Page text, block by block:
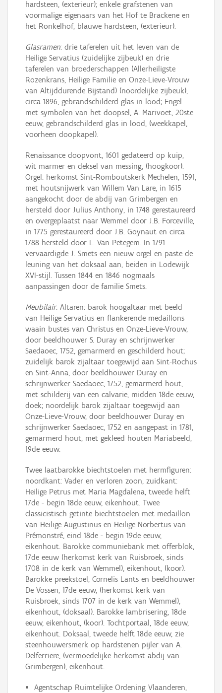
hardsteen, (exterieur); enkele grafstenen van
voormalige eigenaars van het Hof te Brackene en
het Ronkelhof, blauwe hardsteen, (exterieur).
Glasramen: drie taferelen uit het leven van de
Heilige Servatius (zuidelijke zijbeuk) en drie
taferelen van broederschappen (Allerheiligste
Rozenkrans, Heilige Familie en Onze-Lieve-Vrouw
van Altijddurende Bijstand) (noordelijke zijbeuk),
circa 1896, gebrandschilderd glas in lood; Engel
met symbolen van het doopsel, A. Marivoet, 20ste
eeuw, gebrandschilderd glas in lood, (weekkapel,
voorheen doopkapel).
Renaissance doopvont, 1601 gedateerd op kuip,
wit marmer en deksel van messing, (hoogkoor).
Orgel: herkomst Sint-Romboutskerk Mechelen, 1591,
met houtsnijwerk van Willem Van Lare, in 1615
aangekocht door de abdij van Grimbergen en
hersteld door Julius Anthony, in 1748 gerestaureerd
en overgeplaatst naar Wemmel door J.B. Forceville,
in 1775 gerestaureerd door J.B. Goynaut en circa
1788 hersteld door L. Van Petegem. In 1791
vervaardigde J. Smets een nieuw orgel en paste de
leuning van het doksaal aan, beiden in Lodewijk
XVI-stijl. Tussen 1844 en 1846 nogmaals
aanpassingen door de familie Smets.
Meubilair. Altaren: barok hoogaltaar met beeld
van Heilige Servatius en flankerende medaillons
waain bustes van Christus en Onze-Lieve-Vrouw,
door beeldhouwer S. Duray en schrijnwerker
Saedaoec, 1752, gemarmerd en geschilderd hout;
zuidelijk barok zijaltaar toegewijd aan Sint-Rochus
en Sint-Anna, door beeldhouwer Duray en
schrijnwerker Saedaoec, 1752, gemarmerd hout,
met schilderij van een calvarie, midden 18de eeuw,
doek; noordelijk barok zijaltaar toegewijd aan
Onze-Lieve-Vrouw, door beeldhouwer Duray en
schrijnwerker Saedaoec, 1752 en aangepast in 1781,
gemarmerd hout, met gekleed houten Mariabeeld,
19de eeuw.
Twee laatbarokke biechtstoelen met hermfiguren:
noordkant: Vader en verloren zoon, zuidkant:
Heilige Petrus met Maria Magdalena, tweede helft
17de - begin 18de eeuw, eikenhout. Twee
classicistisch getinte biechtstoelen met medaillon
van Heilige Augustinus en Heilige Norbertus van
Prémonstré, eind 18de - begin 19de eeuw,
eikenhout. Barokke communiebank met offerblok,
17de eeuw (herkomst kerk van Ruisbroek, sinds
1708 in de kerk van Wemmel), eikenhout, (koor).
Barokke preekstoel, Cornelis Lants en beeldhouwer
De Vossen, 17de eeuw, (herkomst kerk van
Ruisbroek, sinds 1707 in de kerk van Wemmel),
eikenhout, (doksaal). Barokke lambrisering, 18de
eeuw, eikenhout, (koor). Tochtportaal, 18de eeuw,
eikenhout. Doksaal, tweede helft 18de eeuw, zie
steenhouwersmerk op hardstenen pijler van A.
Delferriere, (vermoedelijke herkomst abdij van
Grimbergen), eikenhout.
Agentschap Ruimtelijke Ordening Vlaanderen,